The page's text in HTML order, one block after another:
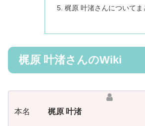
梶原 叶渚さんについてま
梶原 叶渚さんのWiki
本名 梶原 叶渚